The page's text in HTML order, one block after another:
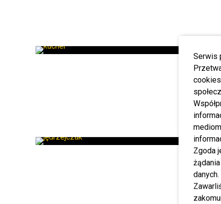
Serwis
Zgoda
danych.